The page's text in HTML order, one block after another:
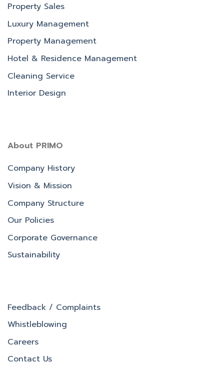
Property Sales
Luxury Management
Property Management
Hotel & Residence Management
Cleaning Service
Interior Design
About PRIMO
Company History
Vision & Mission
Company Structure
Our Policies
Corporate Governance
Sustainability
Feedback / Complaints
Whistleblowing
Careers
Contact Us